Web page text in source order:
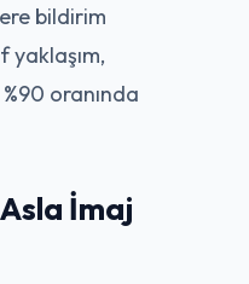
bildirim
oranında
İmaj